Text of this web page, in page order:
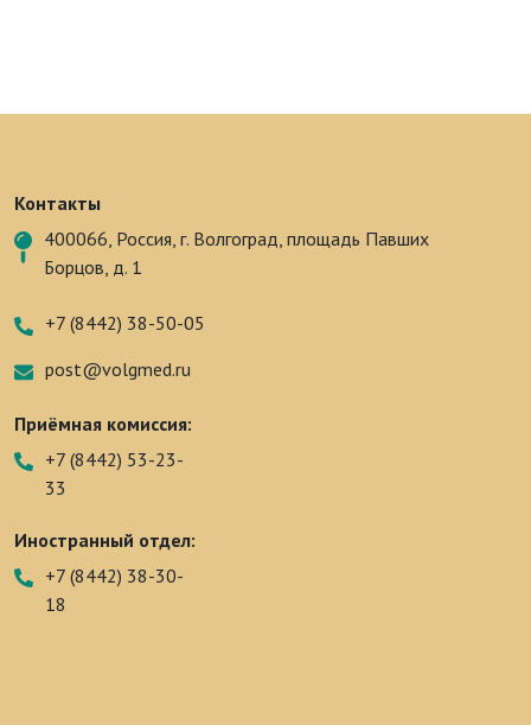
Контакты
400066, Россия, г. Волгоград, площадь Павших
Борцов, д. 1
+7 (8442) 38-50-05
post@volgmed.ru
Приёмная комиссия:
+7 (8442) 53-23-
33
Иностранный отдел:
+7 (8442) 38-30-
18